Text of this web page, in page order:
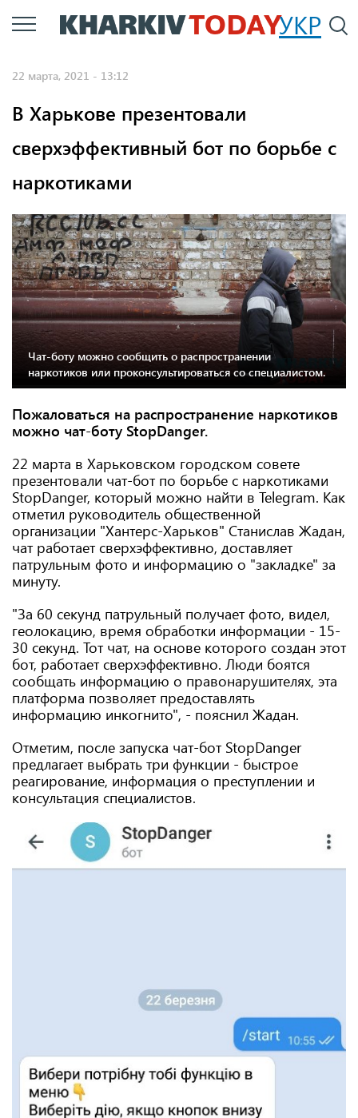
Перейти
к
УКР
22 марта, 2021 - 13:12
В Харькове презентовали
сверхэффективный бот по борьбе с
наркотиками
Чат-боту можно сообщить о распространении
наркотиков или проконсультироваться со специалистом.
Пожаловаться на распространение наркотиков
можно чат-боту StopDanger.
22 марта в Харьковском городском совете
презентовали чат-бот по борьбе с наркотиками
StopDanger, который можно найти в Telegram. Как
отметил руководитель общественной
организации "Хантерс-Харьков" Станислав Жадан,
чат работает сверхэффективно, доставляет
патрульным фото и информацию о "закладке" за
минуту.
"За 60 секунд патрульный получает фото, видел,
геолокацию, время обработки информации - 15-
30 секунд. Тот чат, на основе которого создан этот
бот, работает сверхэффективно. Люди боятся
сообщать информацию о правонарушителях, эта
платформа позволяет предоставлять
информацию инкогнито", - пояснил Жадан.
Отметим, после запуска чат-бот StopDanger
предлагает выбрать три функции - быстрое
реагирование, информация о преступлении и
консультация специалистов.